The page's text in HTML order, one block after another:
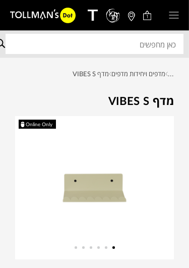
1
... מדפים ויחידות מדפים מדף VIBES S
מדף VIBES S
Online Only